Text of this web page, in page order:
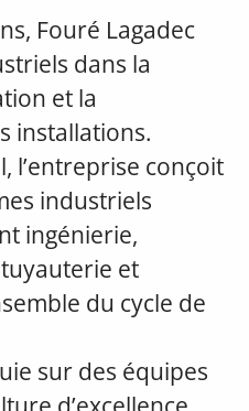
Fouré Lagadec
dans la
et la
installations.
l’entreprise conçoit
industriels
ingénierie,
et
du cycle de
sur des équipes